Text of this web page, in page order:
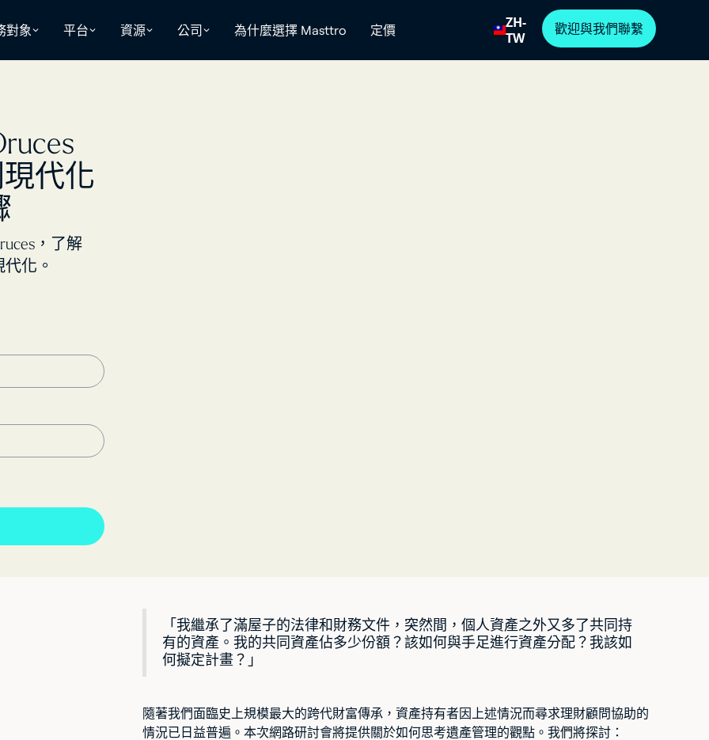
對象 平台 資源 公司 為什麼選擇 Masttro 定價
ZH-
TW
歡迎與我們聯繫
代化
，了解
化。
「我繼承了滿屋子的法律和財務文件，突然間，個人資產之外又多了共同持
有的資產。我的共同資產佔多少份額？該如何與手足進行資產分配？我該如
何擬定計畫？」
隨著我們面臨史上規模最大的跨代財富傳承，資產持有者因上述情況而尋求理財顧問協助的
情況已日益普遍。本次網路研討會將提供關於如何思考遺產管理的觀點。我們將探討：